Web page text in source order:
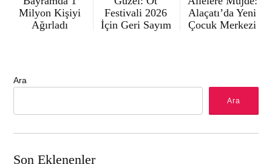
Milyon Kişiyi
Ağırladı
Festivali 2026
İçin Geri Sayım
Alaçatı’da Yeni
Çocuk Merkezi
Ara
Ara
Son Eklenenler